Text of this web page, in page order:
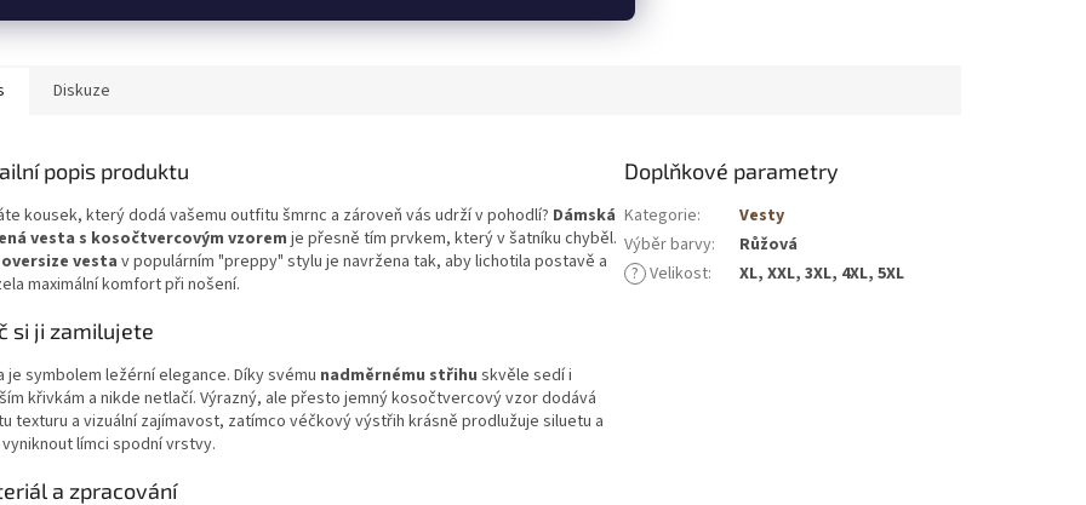
Diskuze
popis produktu
kousek, který dodá vašemu outfitu šmrnc a zároveň vás udrží v pohodlí? Dámská
vesta s kosočtvercovým vzorem je přesně tím prvkem, který v šatníku chyběl.
oversize vesta v populárním "preppy" stylu je navržena tak, aby lichotila postavě a
maximální komfort při nošení.
si ji zamilujete
je symbolem ležérní elegance. Díky svému nadměrnému střihu skvěle sedí i
křivkám a nikde netlačí. Výrazný, ale přesto jemný kosočtvercový vzor dodává
texturu a vizuální zajímavost, zatímco véčkový výstřih krásně prodlužuje siluetu a
límci spodní vrstvy.
a zpracování
Doplňkové parametry
Kategorie:
Vesty
Výběr barvy:
Růžová
? Velikost: XL, XXL, 3XL, 4XL, 5XL